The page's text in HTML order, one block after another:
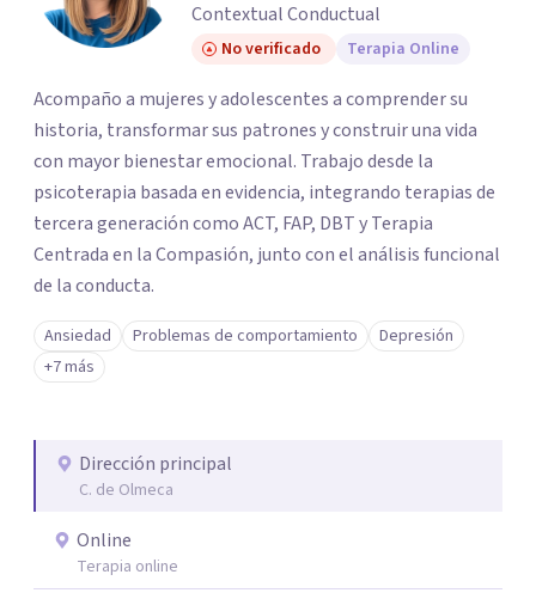
Contextual Conductual
No verificado Terapia Online
Acompaño a mujeres y adolescentes a comprender su
historia, transformar sus patrones y construir una vida
con mayor bienestar emocional. Trabajo desde la
psicoterapia basada en evidencia, integrando terapias de
tercera generación como ACT, FAP, DBT y Terapia
Centrada en la Compasión, junto con el análisis funcional
de la conducta.
Ansiedad Problemas de comportamiento
Depresión
+7 más
Dirección principal
C. de Olmeca
Online
Terapia online